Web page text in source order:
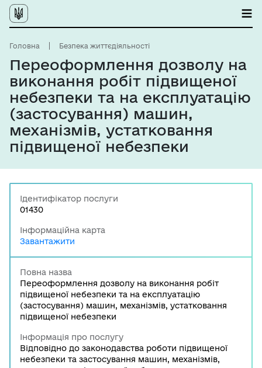
Головна Безпека життєдіяльності
Переоформлення дозволу на
виконання робіт підвищеної
небезпеки та на експлуатацію
(застосування) машин,
механізмів, устатковання
підвищеної небезпеки
Ідентифікатор послуги
01430
Інформаційна карта
Завантажити
Повна назва
Переоформлення дозволу на виконання робіт
підвищеної небезпеки та на експлуатацію
(застосування) машин, механізмів, устатковання
підвищеної небезпеки
Інформація про послугу
Відповідно до законодавства роботи підвищеної
небезпеки та застосування машин, механізмів,